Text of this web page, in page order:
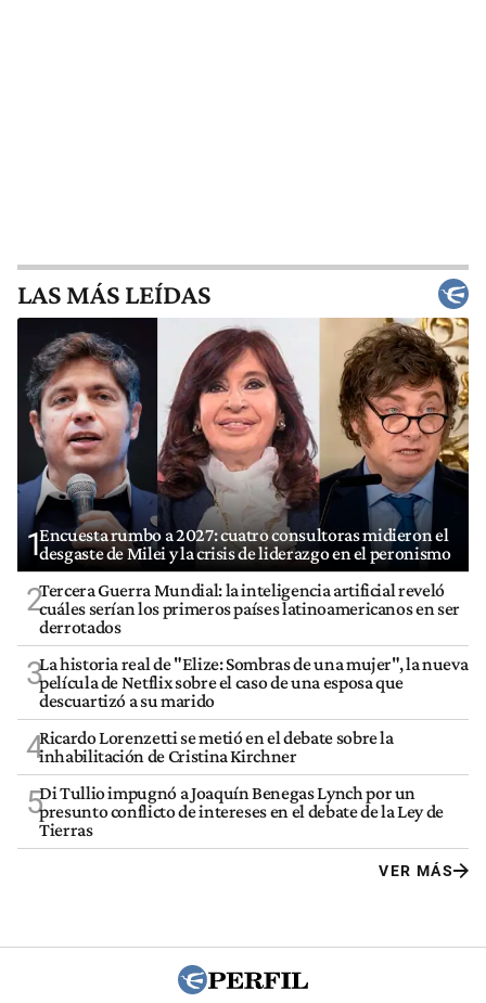
LAS MÁS LEÍDAS
1Encuesta rumbo a 2027: cuatro consultoras midieron el
desgaste de Milei y la crisis de liderazgo en el peronismo
2Tercera Guerra Mundial: la inteligencia artificial reveló
cuáles serían los primeros países latinoamericanos en ser
derrotados
3La historia real de "Elize: Sombras de una mujer", la nueva
película de Netflix sobre el caso de una esposa que
descuartizó a su marido
4Ricardo Lorenzetti se metió en el debate sobre la
inhabilitación de Cristina Kirchner
5Di Tullio impugnó a Joaquín Benegas Lynch por un
presunto conflicto de intereses en el debate de la Ley de
Tierras
VER MÁS